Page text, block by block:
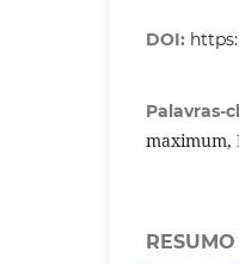
DOI:
Palavras-
maximum,
RESUMO